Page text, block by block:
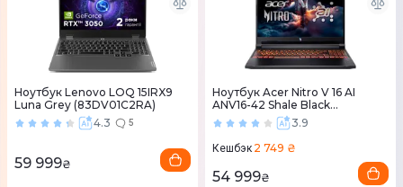
Ноутбук Lenovo LOQ 15IRX9
Luna Grey (83DV01C2RA)
4.3
5
59 999₴
Ноутбук Acer Nitro V 16 AI
ANV16-42 Shale Black
(NH.U1KEU.008)3.9
Кешбэк 2 749 ₴
54 999₴